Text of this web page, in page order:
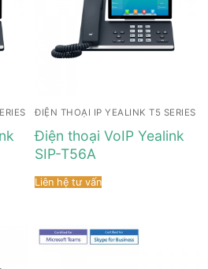
ĐIỆN THOẠI IP YEALINK T5 SERIES
Điện thoại VoIP Yealink
SIP-T56A
Liên hệ tư vấn